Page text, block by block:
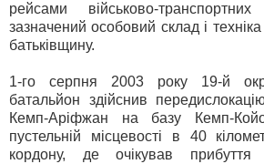
рейсами військово-
зазначений особовий склад і
батьківщину.
1-го серпня 2003 року 19-й
батальйон здійснив
Кемп-Аріфжан на базу Кемп-
пустельній місцевості в 40
кордону, де очікував прибуття